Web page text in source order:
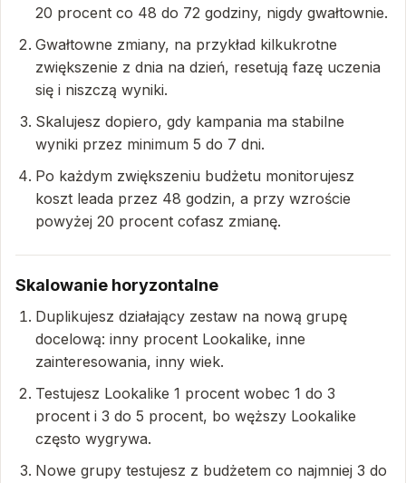
20 procent co 48 do 72 godziny, nigdy gwałtownie.
Gwałtowne zmiany, na przykład kilkukrotne
zwiększenie z dnia na dzień, resetują fazę uczenia
się i niszczą wyniki.
Skalujesz dopiero, gdy kampania ma stabilne
wyniki przez minimum 5 do 7 dni.
Po każdym zwiększeniu budżetu monitorujesz
koszt leada przez 48 godzin, a przy wzroście
powyżej 20 procent cofasz zmianę.
Skalowanie horyzontalne
Duplikujesz działający zestaw na nową grupę
docelową: inny procent Lookalike, inne
zainteresowania, inny wiek.
Testujesz Lookalike 1 procent wobec 1 do 3
procent i 3 do 5 procent, bo węższy Lookalike
często wygrywa.
Nowe grupy testujesz z budżetem co najmniej 3 do